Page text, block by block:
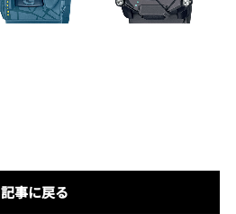
記事に戻る